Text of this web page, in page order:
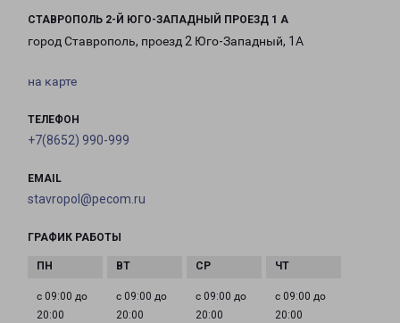
СТАВРОПОЛЬ 2-Й ЮГО-ЗАПАДНЫЙ ПРОЕЗД 1 А
город Ставрополь, проезд 2 Юго-Западный, 1А
на карте
ТЕЛЕФОН
+7(8652) 990-999
EMAIL
stavropol@pecom.ru
ГРАФИК РАБОТЫ
с 09:00 до
20:00
с 09:00 до
20:00
с 09:00 до
20:00
с 09:00 до
20:00